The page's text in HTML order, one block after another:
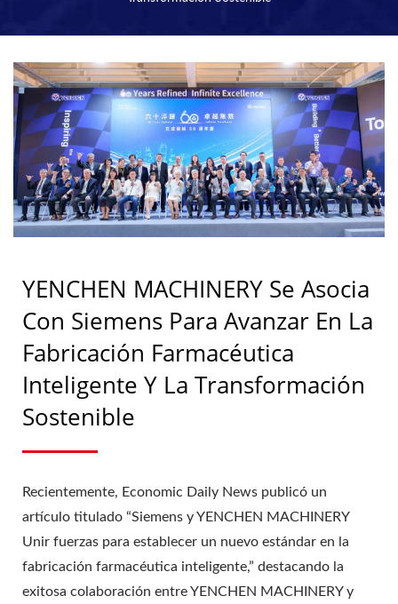
FARMACÉUTICA
INTELIGENTE Y LA
TRANSFORMACIÓN
SOSTENIBLE |
MÁQUINAS DE
TABLETAS Y
ESTERILIZACIÓN -
EQUIPOS DE
FABRICACIÓN
FARMACÉUTICA |
YENCHEN
YENCHEN MACHINERY Se Asocia
Con Siemens Para Avanzar En La
Fabricación Farmacéutica
Inteligente Y La Transformación
Sostenible
Recientemente, Economic Daily News publicó un
artículo titulado “Siemens y YENCHEN MACHINERY
Unir fuerzas para establecer un nuevo estándar en la
fabricación farmacéutica inteligente,” destacando la
exitosa colaboración entre YENCHEN MACHINERY y